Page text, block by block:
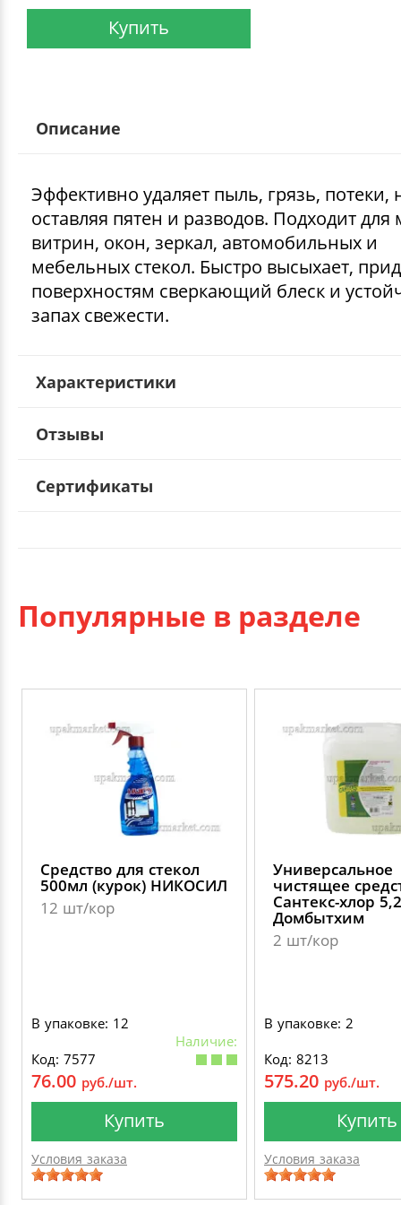
Купить
Описание
Эффективно удаляет пыль, грязь, потеки,
оставляя пятен и разводов. Подходит для
витрин, окон, зеркал, автомобильных и
мебельных стекол. Быстро высыхает,
поверхностям сверкающий блеск и
запах свежести.
Характеристики
Отзывы
Сертификаты
Популярные в разделе
Средство для стекол
500мл (курок) НИКОСИЛ
12 шт/кор
В упаковке: 12
Наличие:
Код: 7577
76.00 руб./шт.
Купить
Условия заказа
Универсальное
чистящее
Сантекс-хлор
Домбытхим
2 шт/кор
В упаковке: 2
Код: 8213
575.20 руб./шт.
Купить
Условия заказа